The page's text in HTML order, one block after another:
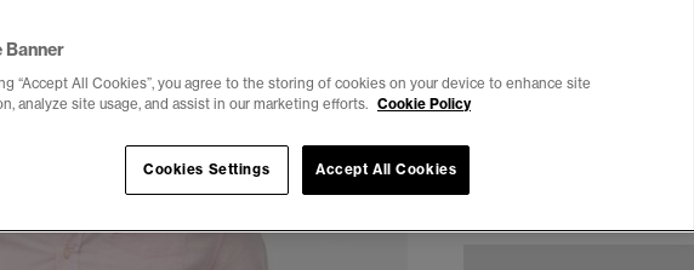
Banner
“Accept All Cookies”, you agree to the storing of cookies on your device to enhance site
analyze site usage, and assist in our marketing efforts. Cookie Policy
Cookies Settings Accept All Cookies